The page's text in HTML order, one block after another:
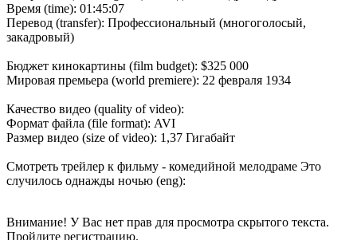
Время (time): 01:45:07
Перевод (transfer): Профессиональный (многоголосый,
закадровый)
Бюджет кинокартины (film budget): $325 000
Мировая премьера (world premiere): 22 февраля 1934
Качество видео (quality of video):
Формат файла (file format): AVI
Размер видео (size of video): 1,37 Гигабайт
Смотреть трейлер к фильму - комедийной мелодраме Это
случилось однажды ночью (eng):
Внимание! У Вас нет прав для просмотра скрытого текста.
Пройдите регистрацию.